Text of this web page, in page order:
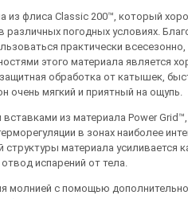
из флиса Classic 200™, который
различных погодных условиях.
практически всесезонно,
этого материала является
обработка от катышек,
очень мягкий и приятный на ощупь.
из материала Power Grid™,
в зонах наиболее
структуры материала усиливается
испарений от тела.
молнией с помощью